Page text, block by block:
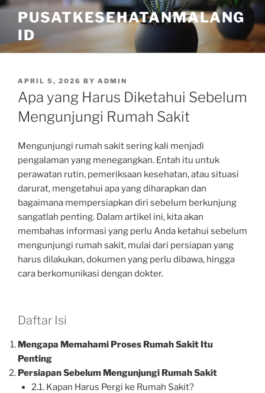
Skip
content
PUSATKESEHATANMALANG
ID
POSTED
ON
APRIL 5, 2026 BY ADMIN
Apa yang Harus Diketahui Sebelum
Mengunjungi Rumah Sakit
Mengunjungi rumah sakit sering kali menjadi
pengalaman yang menegangkan. Entah itu untuk
perawatan rutin, pemeriksaan kesehatan, atau situasi
darurat, mengetahui apa yang diharapkan dan
bagaimana mempersiapkan diri sebelum berkunjung
sangatlah penting. Dalam artikel ini, kita akan
membahas informasi yang perlu Anda ketahui sebelum
mengunjungi rumah sakit, mulai dari persiapan yang
harus dilakukan, dokumen yang perlu dibawa, hingga
cara berkomunikasi dengan dokter.
Daftar Isi
Mengapa Memahami Proses Rumah Sakit Itu
Penting
Persiapan Sebelum Mengunjungi Rumah Sakit
2.1. Kapan Harus Pergi ke Rumah Sakit?